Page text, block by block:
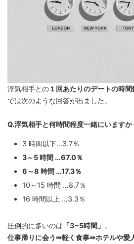
浮気相手との１回あたりのデートの時間
では次のような回答が出ました。
Q.浮気相手と何時間程度一緒にいますか
3 時間以下…3.7％
3～5 時間 …67.0％
6～8 時間 …17.3％
10～15 時間 …8.7％
16 時間以上 …3.3％
圧倒的に多いのは 「3~5時間」 。
仕事帰りに会う⇛軽く食事⇛ホテルや愛